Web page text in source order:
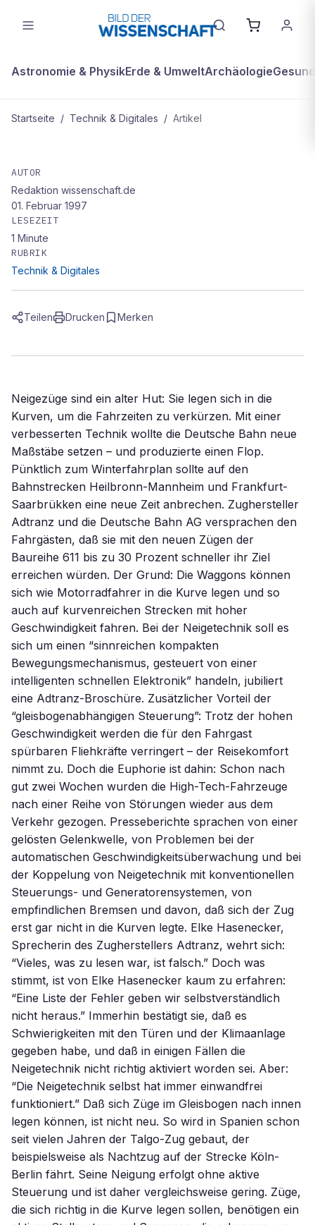
Astronomie & PhysikErde & UmweltArchäologie
Startseite / Technik & Digitales / Artikel
Verschaukelte Fahrgäste
AUTOR
Redaktion wissenschaft.de
01. Februar 1997
LESEZEIT
1 Minute
RUBRIK
Technik & Digitales
Teilen Drucken Merken
Neigezüge sind ein alter Hut: Sie legen sich in die
Kurven, um die Fahrzeiten zu verkürzen. Mit einer
verbesserten Technik wollte die Deutsche Bahn neue
Maßstäbe setzen – und produzierte einen Flop.
Pünktlich zum Winterfahrplan sollte auf den
Bahnstrecken Heilbronn-Mannheim und Frankfurt-
Saarbrükken eine neue Zeit anbrechen. Zughersteller
Adtranz und die Deutsche Bahn AG versprachen den
Fahrgästen, daß sie mit den neuen Zügen der
Baureihe 611 bis zu 30 Prozent schneller ihr Ziel
erreichen würden. Der Grund: Die Waggons können
sich wie Motorradfahrer in die Kurve legen und so
auch auf kurvenreichen Strecken mit hoher
Geschwindigkeit fahren. Bei der Neigetechnik soll es
sich um einen “sinnreichen kompakten
Bewegungsmechanismus, gesteuert von einer
intelligenten schnellen Elektronik” handeln, jubiliert
eine Adtranz-Broschüre. Zusätzlicher Vorteil der
“gleisbogenabhängigen Steuerung”: Trotz der hohen
Geschwindigkeit werden die für den Fahrgast
spürbaren Fliehkräfte verringert – der Reisekomfort
nimmt zu. Doch die Euphorie ist dahin: Schon nach
gut zwei Wochen wurden die High-Tech-Fahrzeuge
nach einer Reihe von Störungen wieder aus dem
Verkehr gezogen. Presseberichte sprachen von einer
gelösten Gelenkwelle, von Problemen bei der
automatischen Geschwindigkeitsüberwachung und bei
der Koppelung von Neigetechnik mit konventionellen
Steuerungs- und Generatorensystemen, von
empfindlichen Bremsen und davon, daß sich der Zug
erst gar nicht in die Kurven legte. Elke Hasenecker,
Sprecherin des Zugherstellers Adtranz, wehrt sich:
“Vieles, was zu lesen war, ist falsch.” Doch was
stimmt, ist von Elke Hasenecker kaum zu erfahren:
“Eine Liste der Fehler geben wir selbstverständlich
nicht heraus.” Immerhin bestätigt sie, daß es
Schwierigkeiten mit den Türen und der Klimaanlage
gegeben habe, und daß in einigen Fällen die
Neigetechnik nicht richtig aktiviert worden sei. Aber:
“Die Neigetechnik selbst hat immer einwandfrei
funktioniert.” Daß sich Züge im Gleisbogen nach innen
legen können, ist nicht neu. So wird in Spanien schon
seit vielen Jahren der Talgo-Zug gebaut, der
beispielsweise als Nachtzug auf der Strecke Köln-
Berlin fährt. Seine Neigung erfolgt ohne aktive
Steuerung und ist daher vergleichsweise gering. Züge,
die sich richtig in die Kurve legen sollen, benötigen ein